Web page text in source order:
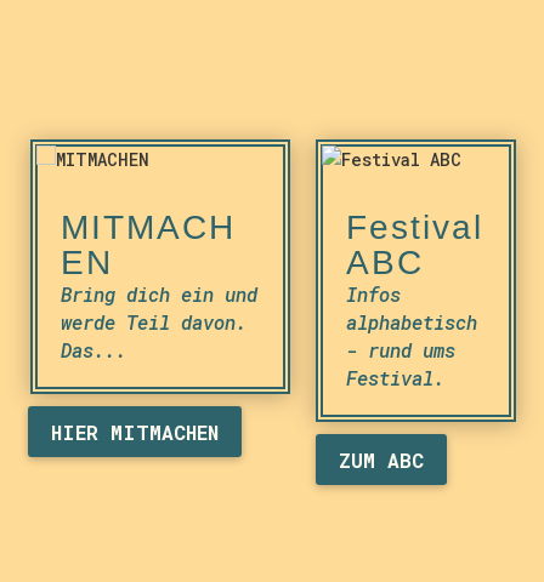
MITMACH
EN
Bring dich ein und
werde Teil davon.
Das...
HIER MITMACHEN
Festival
ABC
Infos
alphabetisch
- rund ums
Festival.
ZUM ABC